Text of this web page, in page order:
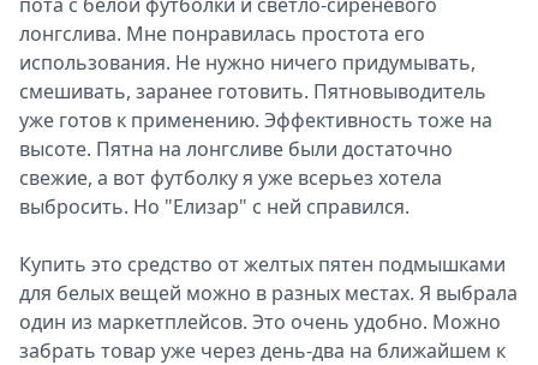
лонгслива. Мне понравилась простота его
использования. Не нужно ничего придумывать,
смешивать, заранее готовить. Пятновыводитель
уже готов к применению. Эффективность тоже на
высоте. Пятна на лонгсливе были достаточно
свежие, а вот футболку я уже всерьез хотела
выбросить. Но "Елизар" с ней справился.
Купить это средство от желтых пятен подмышками
для белых вещей можно в разных местах. Я выбрала
один из маркетплейсов. Это очень удобно. Можно
забрать товар уже через день-два на ближайшем к